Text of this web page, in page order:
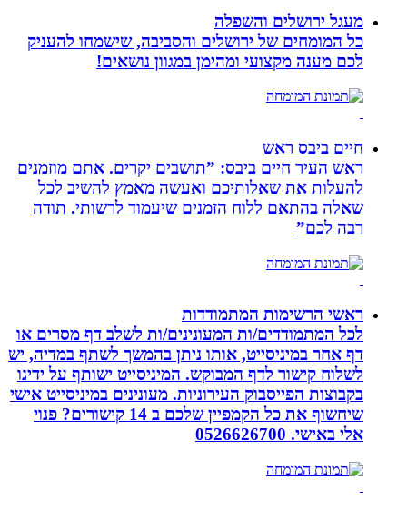
מעגל ירושלים והשפלה
כל המומחים של ירושלים והסביבה, שישמחו להעניק
לכם מענה מקצועי ומהימן במגוון נושאים!
חיים ביבס ראש
ראש העיר חיים ביבס: ”תושבים יקרים. אתם מוזמנים
להעלות את שאלותיכם ואעשה מאמץ להשיב לכל
שאלה בהתאם ללוח הזמנים שיעמוד לרשותי. תודה
רבה לכם”
ראשי הרשימות המתמודדות
לכל המתמודדים/ות המעונינים/ות לשלב דף מסרים או
דף אחר במיניסייט, אותו ניתן בהמשך לשתף במדיה, יש
לשלוח קישור לדף המבוקש. המיניסייט ישותף על ידינו
בקבוצות הפייסבוק העירוניות. מעונינים במיניסייט אישי
שיחשוף את כל הקמפיין שלכם ב 14 קישורים? פנוי
אלי באישי. 0526626700